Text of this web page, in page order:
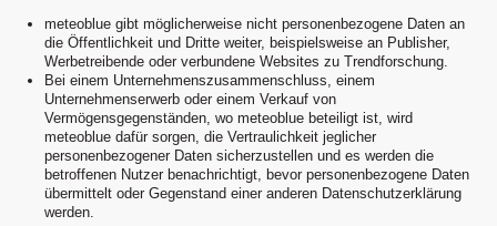
meteoblue gibt möglicherweise nicht personenbezogene Daten an
die Öffentlichkeit und Dritte weiter, beispielsweise an Publisher,
Werbetreibende oder verbundene Websites zu Trendforschung.
Bei einem Unternehmenszusammenschluss, einem
Unternehmenserwerb oder einem Verkauf von
Vermögensgegenständen, wo meteoblue beteiligt ist, wird
meteoblue dafür sorgen, die Vertraulichkeit jeglicher
personenbezogener Daten sicherzustellen und es werden die
betroffenen Nutzer benachrichtigt, bevor personenbezogene Daten
übermittelt oder Gegenstand einer anderen Datenschutzerklärung
werden.